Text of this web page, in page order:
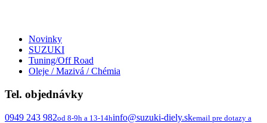
Novinky
SUZUKI
Tuning/Off Road
Oleje / Mazivá / Chémia
Tel. objednávky
0949 243 982od 8-9h a 13-14hinfo@suzuki-diely.skemail pre dotazy a